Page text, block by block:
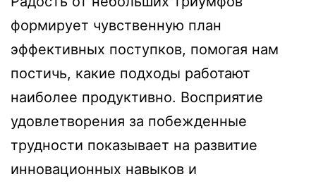
формирует чувственную план
эффективных поступков, помогая нам
постичь, какие подходы работают
наиболее продуктивно. Восприятие
удовлетворения за побежденные
трудности показывает на развитие
инновационных навыков и